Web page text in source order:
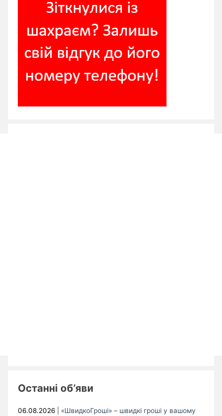
Останні об’яви
06.08.2026
«ШвидкоГроші» – швидкі гроші у вашому